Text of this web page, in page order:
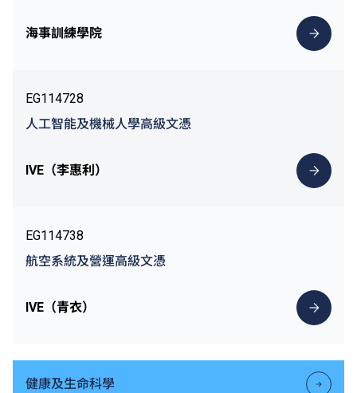
海事訓練學院
EG114728
人工智能及機械人學高級文憑
IVE（李惠利）
EG114738
航空系統及營運高級文憑
IVE（青衣）
健康及生命科學